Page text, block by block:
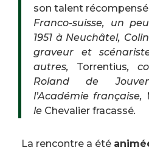
son talent
Franco-suisse, un
1951 à Neuchâtel,
graveur et
autres, Torrentius,
Roland de
l’Académie française,
le Chevalier fracassé.
La rencontre a été